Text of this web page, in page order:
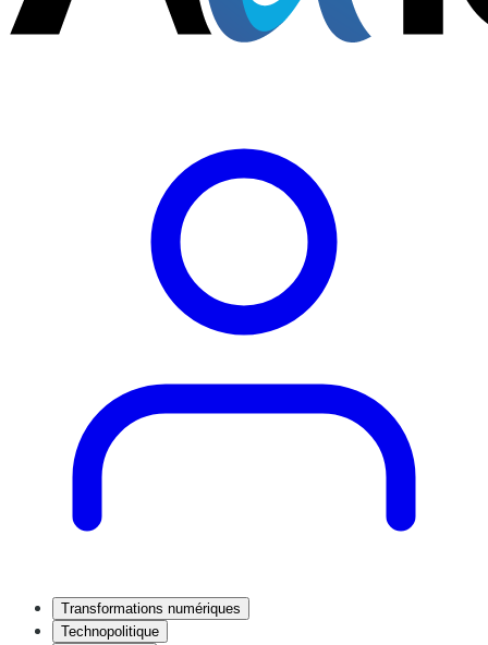
Transformations numériques
Technopolitique